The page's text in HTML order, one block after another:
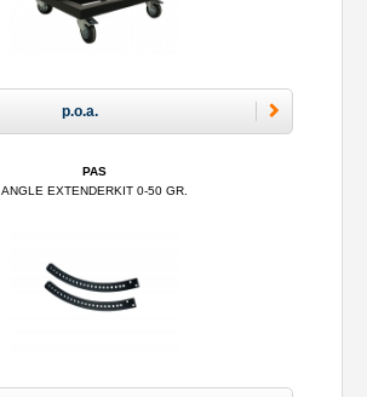
p.o.a.
PAS
ANGLE EXTENDERKIT 0-50 GR.